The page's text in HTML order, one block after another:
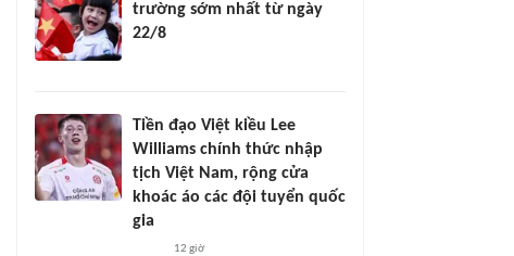
trường sớm nhất từ ngày
22/8
Tiền đạo Việt kiều Lee
Williams chính thức nhập
tịch Việt Nam, rộng cửa
khoác áo các đội tuyển quốc
gia
12 giờ